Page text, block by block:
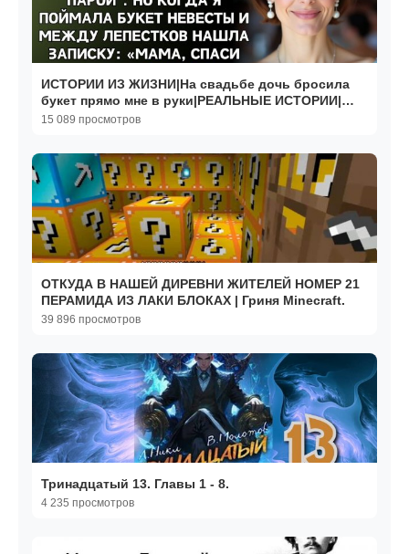
ИСТОРИИ ИЗ ЖИЗНИ|На свадьбе дочь бросила
букет прямо мне в руки|РЕАЛЬНЫЕ ИСТОРИИ|
ЖИЗНЕННЫЕ ИСТОРИИ
15 089 просмотров
ОТКУДА В НАШЕЙ ДИРЕВНИ ЖИТЕЛЕЙ НОМЕР 21
ПЕРАМИДА ИЗ ЛАКИ БЛОКАХ | Гриня Minecraft.
39 896 просмотров
Тринадцатый 13. Главы 1 - 8.
4 235 просмотров